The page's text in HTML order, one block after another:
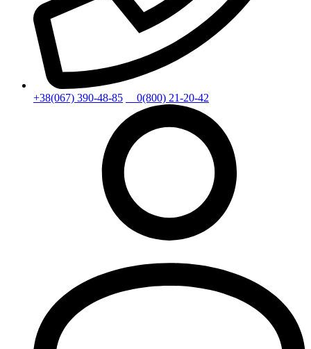
+38(067) 390-48-85 0(800) 21-20-42